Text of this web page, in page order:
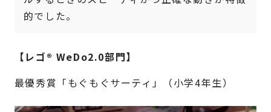
的でした。
【レゴ® WeDo2.0部門】
最優秀賞「もぐもぐサーティ」（小学4年生）